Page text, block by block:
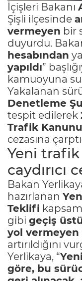
İçişleri Bakanı
Şişli ilçesinde
vermeyen bir
duyurdu.
hesabından
yapıldı”
kamuoyuna
Yakalanan
Denetleme
tespit edilerek
Trafik Kanunu
cezasına
Yeni
caydırıcı
Bakan
hazırlanan
Teklifi
gibi geçiş
yol
artırıldığını
Yerlikaya, “
göre, bu